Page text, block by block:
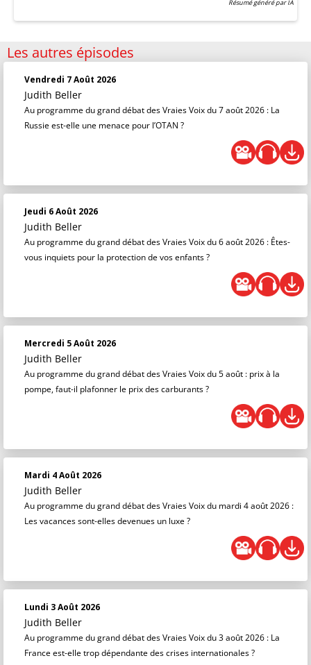
Résumé généré par IA
Les autres épisodes
Vendredi 7 Août 2026
Judith Beller
Au programme du grand débat des Vraies Voix du 7 août 2026 : La
Russie est-elle une menace pour l’OTAN ?
Jeudi 6 Août 2026
Judith Beller
Au programme du grand débat des Vraies Voix du 6 août 2026 : Êtes-
vous inquiets pour la protection de vos enfants ?
Mercredi 5 Août 2026
Judith Beller
Au programme du grand débat des Vraies Voix du 5 août : prix à la
pompe, faut-il plafonner le prix des carburants ?
Mardi 4 Août 2026
Judith Beller
Au programme du grand débat des Vraies Voix du mardi 4 août 2026 :
Les vacances sont-elles devenues un luxe ?
Lundi 3 Août 2026
Judith Beller
Au programme du grand débat des Vraies Voix du 3 août 2026 : La
France est-elle trop dépendante des crises internationales ?